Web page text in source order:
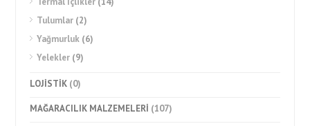
Tulumlar (2)
Yağmurluk (6)
Yelekler (9)
LOJİSTİK (0)
MAĞARACILIK MALZEMELERİ (107)